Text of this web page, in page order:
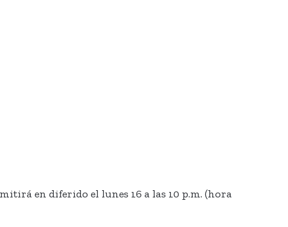
en diferido el lunes 16 a las 10 p.m. (hora